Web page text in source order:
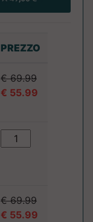
PREZZO
€ 69.99
€ 55.99
€ 69.99
€ 55.99